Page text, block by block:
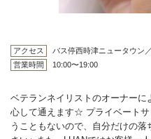
アクセス
バス停西時津ニュータウン
営業時間
10:00〜19:00
ベテランネイリストのオーナー
心して通えます☆ プライベート
うこともないので、自分だけの